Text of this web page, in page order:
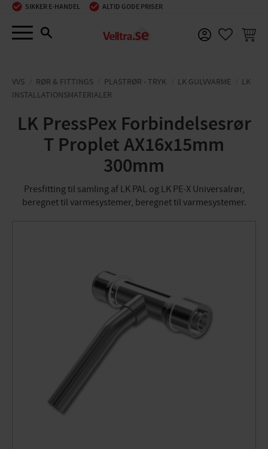
Menu
SIKKER E-HANDEL ALTID GODE PRISER
VVS RØR & FITTINGS PLASTRØR - TRYK LK GULVVARME
LK
INSTALLATIONSMATERIALER
LK PressPex Forbindelsesrør
T Proplet AX16x15mm
300mm
Presfitting til samling af LK PAL og LK PE-X Universalrør,
beregnet til varmesystemer, beregnet til varmesystemer.